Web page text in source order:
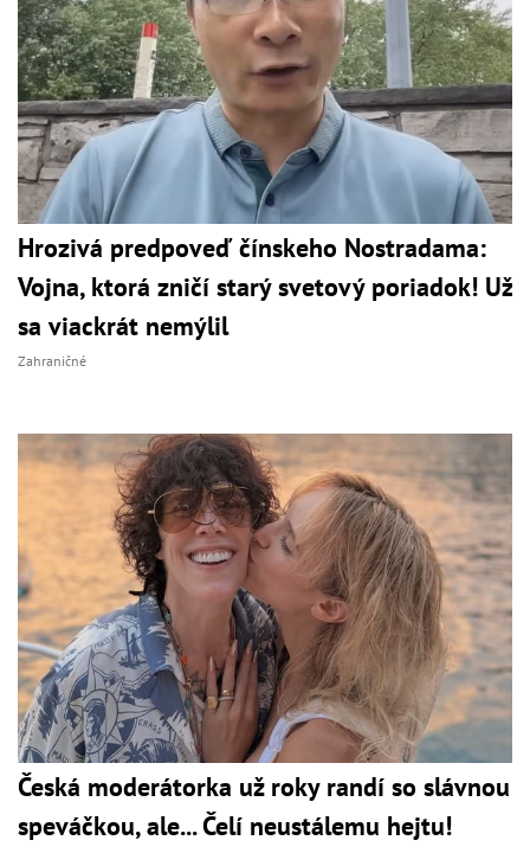
Hrozivá predpoveď čínskeho Nostradama:
Vojna, ktorá zničí starý svetový poriadok! Už
sa viackrát nemýlil
Zahraničné
Česká moderátorka už roky randí so slávnou
speváčkou, ale... Čelí neustálemu hejtu!